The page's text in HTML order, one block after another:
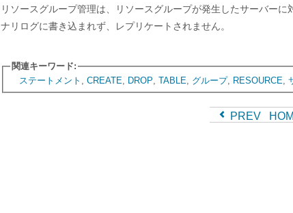
リソースグループ管理は、リソースグループが発生したサーバーに
ナリログに書き込まれず、レプリケートされません。
関連キーワード:
ステートメント
CREATE DROP TABLE グループ, RESOURCE
PREV